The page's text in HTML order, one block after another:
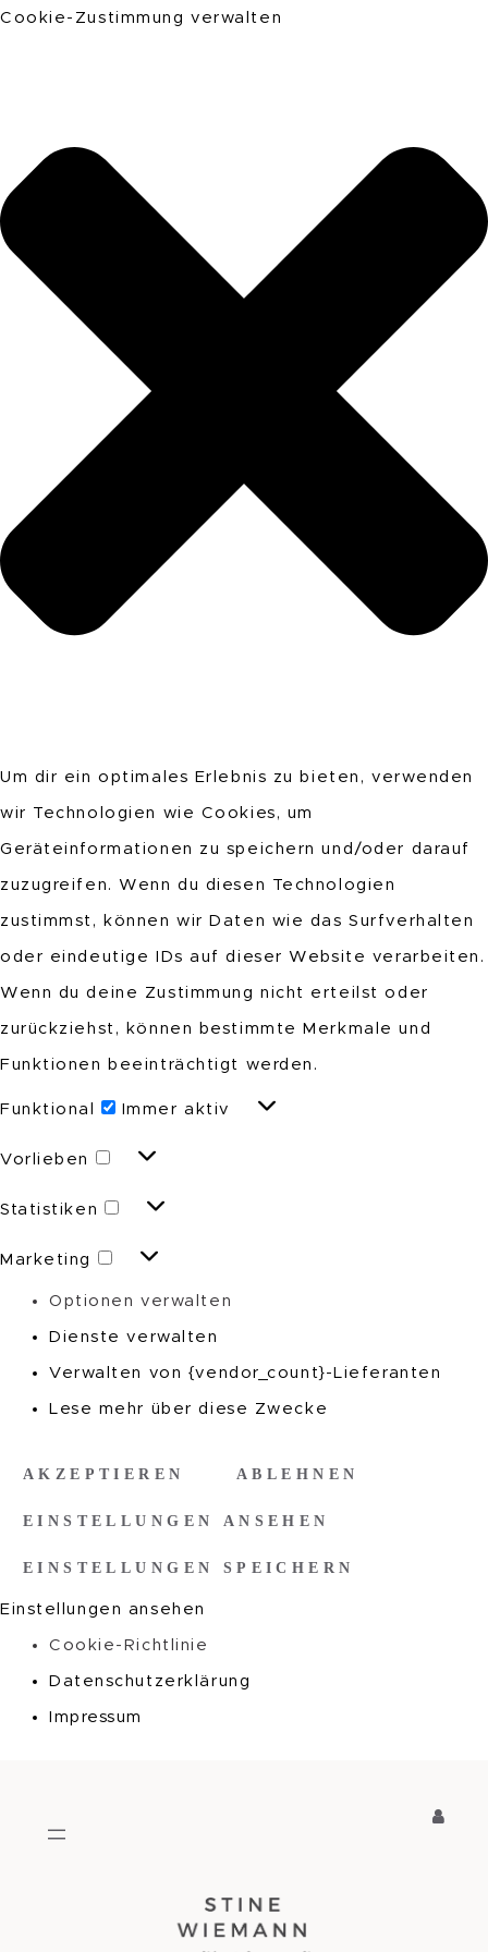
Cookie-Zustimmung verwalten
Um dir ein optimales Erlebnis zu bieten, verwenden
wir Technologien wie Cookies, um
Geräteinformationen zu speichern und/oder darauf
zuzugreifen. Wenn du diesen Technologien
zustimmst, können wir Daten wie das Surfverhalten
oder eindeutige IDs auf dieser Website verarbeiten.
Wenn du deine Zustimmung nicht erteilst oder
zurückziehst, können bestimmte Merkmale und
Funktionen beeinträchtigt werden.
Funktional
Funktional
Immer aktiv
Vorlieben
Vorlieben
Statistiken
Statistiken
Marketing
Marketing
Optionen verwalten
Dienste verwalten
Verwalten von {vendor_count}-Lieferanten
Lese mehr über diese Zwecke
AKZEPTIEREN ABLEHNEN
EINSTELLUNGEN ANSEHEN
EINSTELLUNGEN SPEICHERN
Einstellungen ansehen
Cookie-Richtlinie
Datenschutzerklärung
Impressum